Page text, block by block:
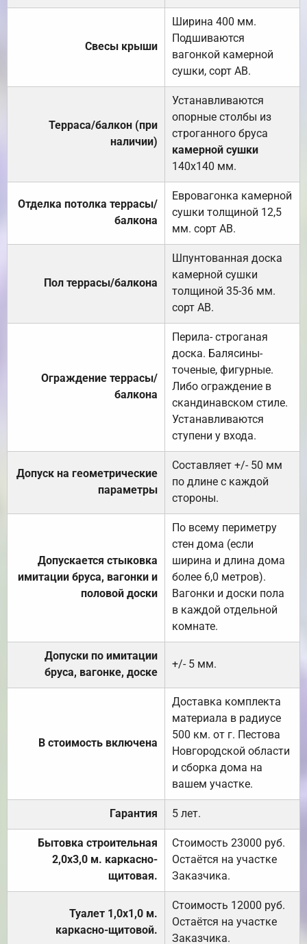
Свесы крыши
Ширина 400 мм.
Подшиваются
вагонкой камерной
сушки, сорт АВ.
Терраса/балкон (при
наличии)
Устанавливаются
опорные столбы из
строганного бруса
камерной сушки
140х140 мм.
Отделка потолка террасы/
балкона
Евровагонка камерной
сушки толщиной 12,5
мм. сорт АВ.
Пол террасы/балкона
Шпунтованная доска
камерной сушки
толщиной 35-36 мм.
сорт АВ.
Ограждение террасы/
балкона
Перила- строганая
доска. Балясины-
точеные, фигурные.
Либо ограждение в
скандинавском стиле.
Устанавливаются
ступени у входа.
Допуск на геометрические
параметры
Составляет +/- 50 мм
по длине с каждой
стороны.
Допускается стыковка
имитации бруса, вагонки и
половой доски
По всему периметру
стен дома (если
ширина и длина дома
более 6,0 метров).
Вагонки и доски пола
в каждой отдельной
комнате.
Допуски по имитации
бруса, вагонке, доске
+/- 5 мм.
В стоимость включена
Доставка комплекта
материала в радиусе
500 км. от г. Пестова
Новгородской области
и сборка дома на
вашем участке.
Гарантия 5 лет.
Бытовка строительная
2,0х3,0 м. каркасно-
щитовая.
Стоимость 23000 руб.
Остаётся на участке
Заказчика.
Туалет 1,0х1,0 м.
каркасно-щитовой.
Стоимость 12000 руб.
Остаётся на участке
Заказчика.